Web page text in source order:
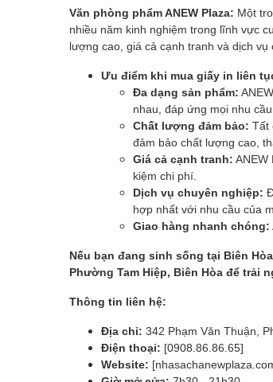
Văn phòng phẩm ANEW Plaza: Một
nhiều năm kinh nghiệm trong lĩnh vực
lượng cao, giá cả cạnh tranh và dịch vụ
Ưu điểm khi mua giấy in liên
Đa dạng sản phẩm:
nhau, đáp ứng mọi nhu
Chất lượng đảm bảo: Tất
đảm bảo chất lượng cao,
Giá cả cạnh tranh: ANEW
kiệm chi phí.
Dịch vụ chuyên nghiệp:
hợp nhất với nhu cầu của
Giao hàng nhanh chóng:
Nếu bạn đang sinh sống tại Biên
Phường Tam Hiệp, Biên Hòa để trải
Thông tin liên hệ:
Địa chỉ: 342 Phạm Văn Thuận,
Điện thoại: [0908.86.86.65]
Website: